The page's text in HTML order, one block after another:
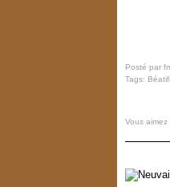
Posté par
Tags:
Vous aimez